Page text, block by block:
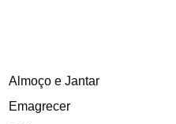
Almoço e Jantar
Emagrecer